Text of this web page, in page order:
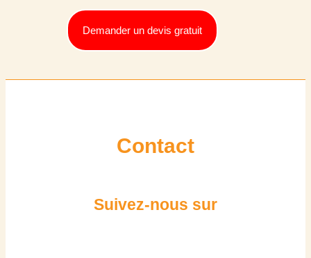
Demander un devis gratuit
Contact
Suivez-nous sur